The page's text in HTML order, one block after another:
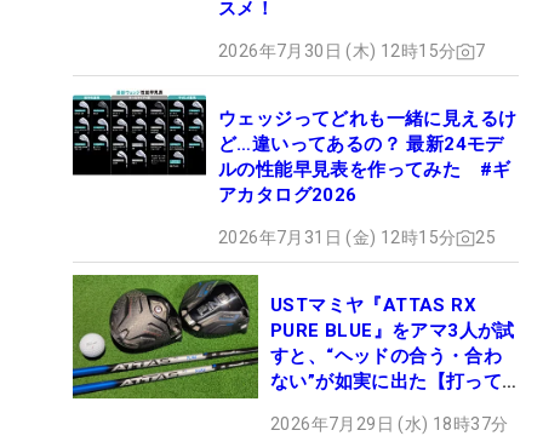
スメ！
2026年7月30日 (木) 12時15分 7
ウェッジってどれも一緒に見えるけ
ど…違いってあるの？ 最新24モデ
ルの性能早見表を作ってみた #ギ
アカタログ2026
2026年7月31日 (金) 12時15分 25
USTマミヤ『ATTAS RX
PURE BLUE』をアマ3人が試
すと、“ヘッドの合う・合わ
ない”が如実に出た【打って
2026年7月29日 (水) 18時37分